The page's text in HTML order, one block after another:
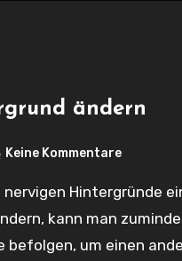
ändern
Keine Kommentare
kann man
befolgen, um einen